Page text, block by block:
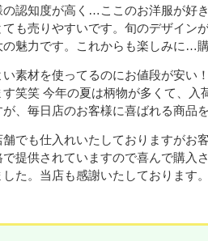
の認知度が高く…ここのお洋服が好
ても売りやすいです。旬のデザイン
の魅力です。これからも楽しみに…
い素材を使ってるのにお値段が安い
す笑笑 今年の夏は柄物が多くて、入
が、毎日店のお客様に喜ばれる商品
舗でも仕入れいたしておりますがお
で提供されていますので喜んで購入
した。当店も感謝いたしております。